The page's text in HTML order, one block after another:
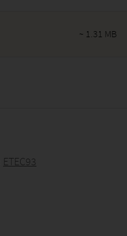
~ 1.31 MB
ETEC93